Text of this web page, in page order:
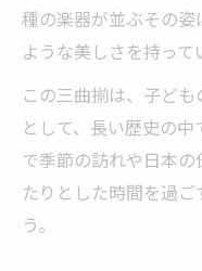
種の楽器が並ぶその
ような美しさを持って
この三曲揃は、子ど
として、長い歴史の
で季節の訪れや日本
たりとした時間を過
う。